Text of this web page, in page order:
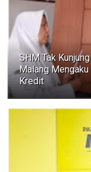
SHM Tak
Malang
Kredit